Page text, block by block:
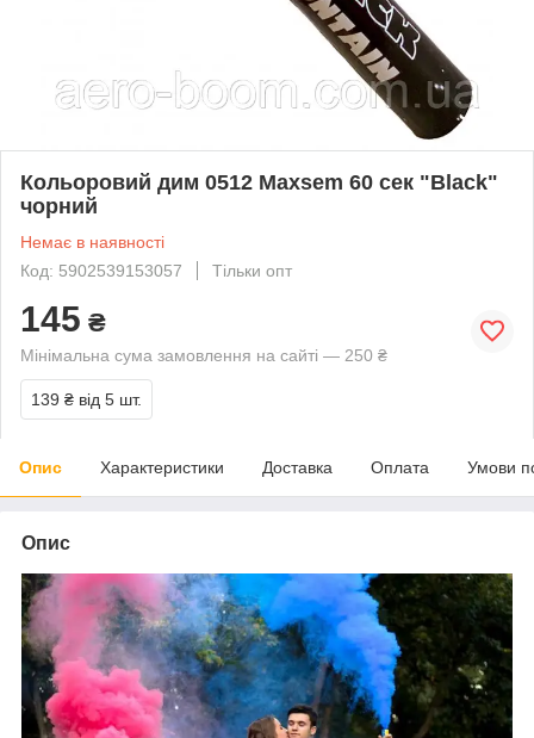
Кольоровий дим 0512 Maxsem 60 сек "Black"
чорний
Немає в наявності
Код: 5902539153057
Тільки опт
145 ₴
Мінімальна сума замовлення на сайті — 250 ₴
139 ₴ від 5 шт.
Опис Характеристики Доставка Оплата Умови
Опис